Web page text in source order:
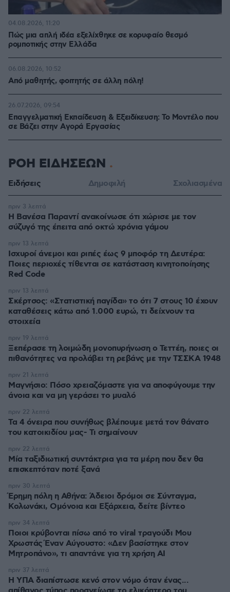
Πώς μια απλή ιδέα εξελίχθηκε σε κορυφαίο θεσμό
ρομποτικής στην Ελλάδα
04.08.2026, 11:20
Από μαθητής, φοιτητής σε άλλη πόλη!
06.08.2026, 10:52
Επαγγελματική Εκπαίδευση & Εξειδίκευση: Το Mοντέλο που
σε Bάζει στην Aγορά Eργασίας
26.07.2026, 09:54
ΡΟΗ ΕΙΔΗΣΕΩΝ
Ειδήσεις Δημοφιλή Σχολιασμένα
Η Βανέσα Παραντί ανακοίνωσε ότι χώρισε με τον
σύζυγό της έπειτα από οκτώ χρόνια γάμου
πριν 3 λεπτά
Ισχυροί άνεμοι και ριπές έως 9 μποφόρ τη Δευτέρα:
Ποιες περιοχές τίθενται σε κατάσταση κινητοποίησης
Red Code
πριν 13 λεπτά
Σκέρτσος: «Στατιστική παγίδα» το ότι 7 στους 10 έχουν
καταθέσεις κάτω από 1.000 ευρώ, τι δείχνουν τα
στοιχεία
πριν 13 λεπτά
Ξεπέρασε τη λοιμώδη μονοπυρήνωση ο Τεττέη, ποιες οι
πιθανότητες να προλάβει τη ρεβάνς με την ΤΣΣΚΑ 1948
πριν 19 λεπτά
Μαγνήσιο: Πόσο χρειαζόμαστε για να αποφύγουμε την
άνοια και να μη γεράσει το μυαλό
πριν 21 λεπτά
Τα 4 όνειρα που συνήθως βλέπουμε μετά τον θάνατο
του κατοικιδίου μας- Τι σημαίνουν
πριν 22 λεπτά
Μία ταξιδιωτική συντάκτρια για τα μέρη που δεν θα
επισκεπτόταν ποτέ ξανά
πριν 22 λεπτά
Έρημη πόλη η Αθήνα: Άδειοι δρόμοι σε Σύνταγμα,
Κολωνάκι, Ομόνοια και Εξάρχεια, δείτε βίντεο
πριν 30 λεπτά
Ποιοι κρύβονται πίσω από το viral τραγούδι Μου
Χρωστάς Έναν Αύγουστο: «Δεν βασίστηκε στον
Μητροπάνο», τι απαντάνε για τη χρήση AI
πριν 34 λεπτά
Η ΥΠΑ διαπίστωσε κενό στον νόμο όταν ένας...
πριν 37 λεπτά